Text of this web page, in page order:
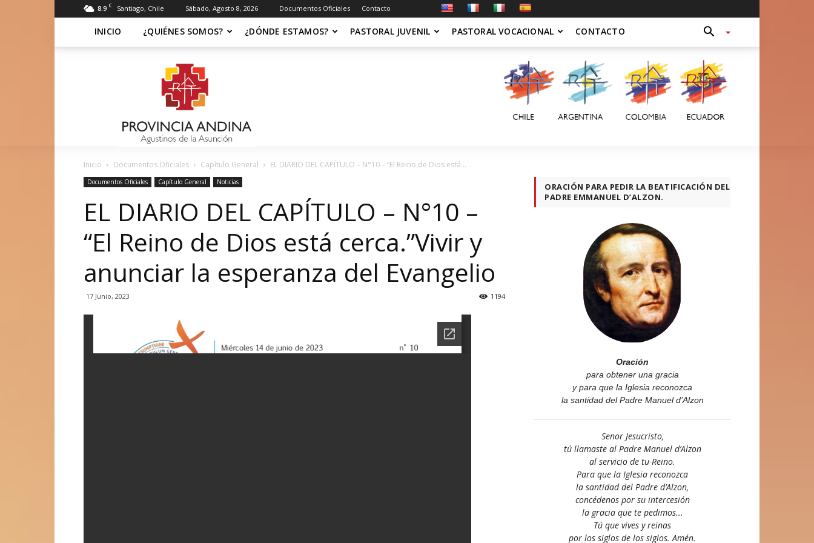
8.9 C Santiago, Chile Sábado, Agosto 8, 2026 Documentos Oficiales Contacto
INICIO ¿QUIÉNES SOMOS? ¿DÓNDE ESTAMOS? PASTORAL JUVENIL PASTORAL VOCACIONAL CONTACTO
Asuncionista
Inicio Documentos Oficiales Capítulo General EL DIARIO DEL CAPÍTULO – N°10 – “El Reino de Dios está...
Documentos Oficiales Capítulo General Noticias
EL DIARIO DEL CAPÍTULO – N°10 –
“El Reino de Dios está cerca.”Vivir y
anunciar la esperanza del Evangelio
17 Junio, 2023 1194
ORACIÓN PARA PEDIR LA BEATIFICACIÓN DEL
PADRE EMMANUEL D’ALZON.
Oración
para obtener una gracia
y para que la Iglesia reconozca
la santidad del Padre Manuel d’Alzon
Senor Jesucristo,
tú llamaste al Padre Manuel d’Alzon
al servicio de tu Reino.
Para que la Iglesia reconozca
la santidad del Padre d’Alzon,
concédenos por su intercesión
la gracia que te pedimos...
Tú que vives y reinas
por los siglos de los siglos. Amén.